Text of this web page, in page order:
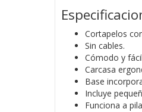
Cortapelos
Sin cables.
Cómodo y
Carcasa
Base
Incluye
Funciona a